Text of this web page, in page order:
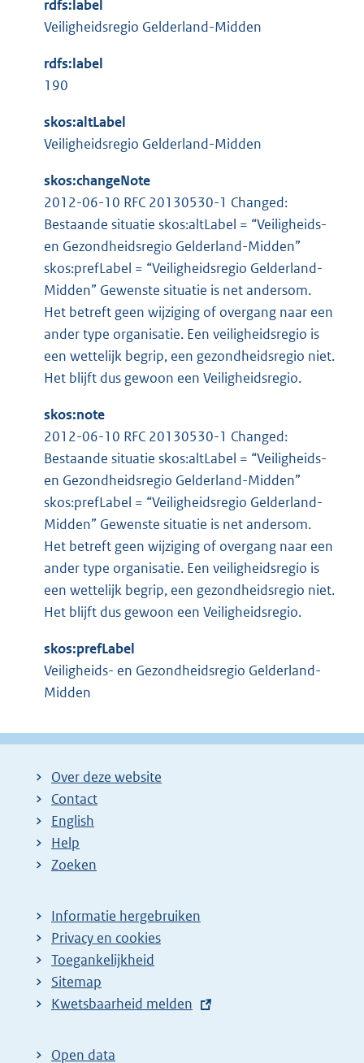
n
k
e
i
n
:
rdfs:label
Veiligheidsregio Gelderland-Midden
rdfs:label
190
skos:altLabel
Veiligheidsregio Gelderland-Midden
skos:changeNote
2012-06-10 RFC 20130530-1 Changed:
Bestaande situatie skos:altLabel = “Veiligheids-
en Gezondheidsregio Gelderland-Midden”
skos:prefLabel = “Veiligheidsregio Gelderland-
Midden” Gewenste situatie is net andersom.
Het betreft geen wijziging of overgang naar een
ander type organisatie. Een veiligheidsregio is
een wettelijk begrip, een gezondheidsregio niet.
Het blijft dus gewoon een Veiligheidsregio.
skos:note
2012-06-10 RFC 20130530-1 Changed:
Bestaande situatie skos:altLabel = “Veiligheids-
en Gezondheidsregio Gelderland-Midden”
skos:prefLabel = “Veiligheidsregio Gelderland-
Midden” Gewenste situatie is net andersom.
Het betreft geen wijziging of overgang naar een
ander type organisatie. Een veiligheidsregio is
een wettelijk begrip, een gezondheidsregio niet.
Het blijft dus gewoon een Veiligheidsregio.
skos:prefLabel
Veiligheids- en Gezondheidsregio Gelderland-
Midden
Over deze website
Contact
English
Help
Zoeken
Informatie hergebruiken
Privacy en cookies
Toegankelijkheid
Sitemap
E
t
Kwetsbaarheid melden
Open data